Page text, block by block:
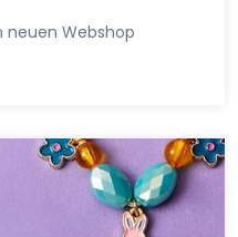
neuen Webshop